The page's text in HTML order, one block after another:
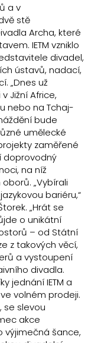
a v
stě
Archa, které
IETM vzniklo
divadel,
ústavů, nadací,
„Dnes už
Jižní Africe,
nebo na Tchaj-
bude
umělecké
zaměřené
doprovodný
na níž
„Vybírali
bariéru,“
„Hrát se
o unikátní
– od Státní
z takových věcí,
a vystoupení
divadla.
jednání IETM a
volném prodeji.
se slevou
akce
výjimečná šance,